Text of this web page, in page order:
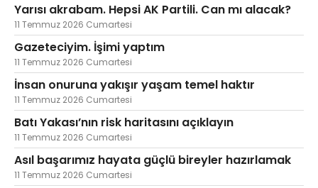
Yarısı akrabam. Hepsi AK Partili. Can mı alacak?
11 Temmuz 2026 Cumartesi
Gazeteciyim. İşimi yaptım
11 Temmuz 2026 Cumartesi
İnsan onuruna yakışır yaşam temel haktır
11 Temmuz 2026 Cumartesi
Batı Yakası’nın risk haritasını açıklayın
11 Temmuz 2026 Cumartesi
Asıl başarımız hayata güçlü bireyler hazırlamak
11 Temmuz 2026 Cumartesi